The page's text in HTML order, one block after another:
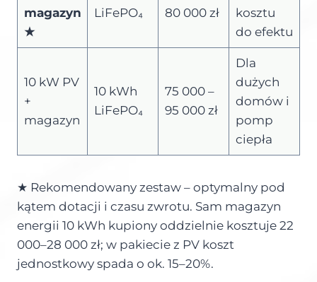
magazyn
★
LiFePO₄
80 000 zł
kosztu
do efektu
10 kW PV
+
magazyn
10 kWh
LiFePO₄
75 000 –
95 000 zł
Dla
dużych
domów i
pomp
ciepła
★ Rekomendowany zestaw – optymalny pod
kątem dotacji i czasu zwrotu. Sam magazyn
energii 10 kWh kupiony oddzielnie kosztuje 22
000–28 000 zł; w pakiecie z PV koszt
jednostkowy spada o ok. 15–20%.